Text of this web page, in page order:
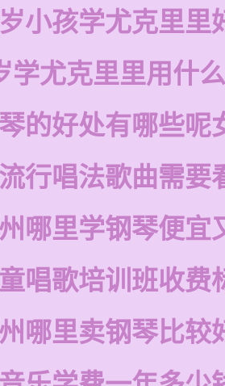
小孩学尤克里里
学尤克里里用什
的好处有哪些呢
行唱法歌曲需要
哪里学钢琴便宜
唱歌培训班收费
哪里卖钢琴比较